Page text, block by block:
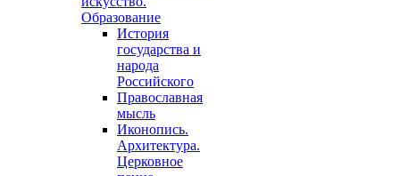
Образование
История
государства и
народа
Российского
Православная
мысль
Иконопись.
Архитектура.
Церковное